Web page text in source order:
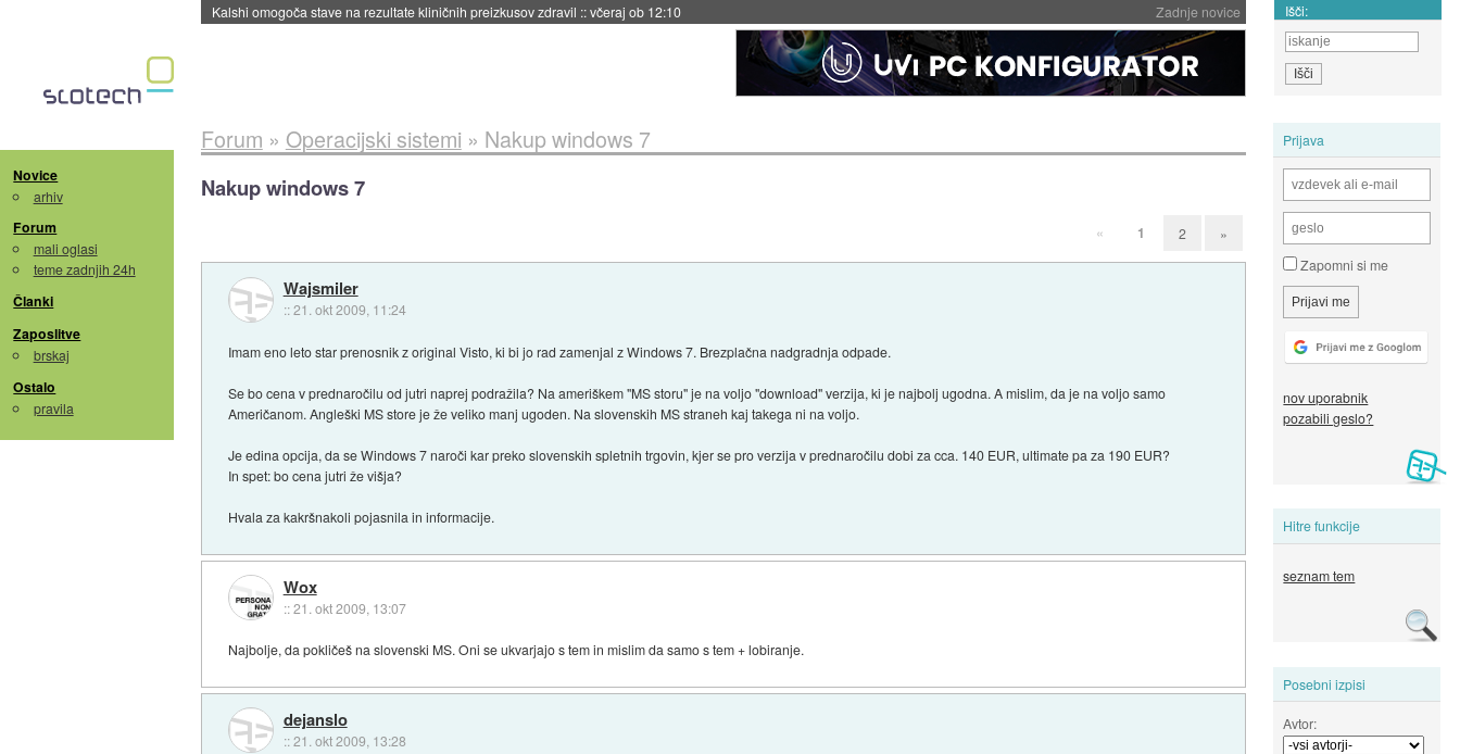
Zadnje novice
Sandisk že prodal več kot polovico SSD-jev za naslednji dve leti::včeraj ob 11:37 Išči:
Novice
arhiv
Forum
mali oglasi
teme zadnjih 24h
Članki
Zaposlitve
brskaj
Ostalo
pravila
Prijava
Zapomni si me
nov uporabnik
pozabili geslo?
Hitre funkcije
seznam tem
Posebni izpisi
Avtor:
Forum » Operacijski sistemi » Nakup windows 7
Nakup windows 7
« 1 2 »
Wajsmiler
::21. okt 2009, 11:24
Imam eno leto star prenosnik z original Visto, ki bi jo rad zamenjal z Windows 7. Brezplačna nadgradnja odpade.
Se bo cena v prednaročilu od jutri naprej podražila? Na ameriškem "MS storu" je na voljo "download" verzija, ki je najbolj ugodna. A mislim, da je na voljo samo
Američanom. Angleški MS store je že veliko manj ugoden. Na slovenskih MS straneh kaj takega ni na voljo.
Je edina opcija, da se Windows 7 naroči kar preko slovenskih spletnih trgovin, kjer se pro verzija v prednaročilu dobi za cca. 140 EUR, ultimate pa za 190 EUR?
In spet: bo cena jutri že višja?
Hvala za kakršnakoli pojasnila in informacije.
Wox
::21. okt 2009, 13:07
Najbolje, da pokličeš na slovenski MS. Oni se ukvarjajo s tem in mislim da samo s tem + lobiranje.
dejanslo
::21. okt 2009, 13:28